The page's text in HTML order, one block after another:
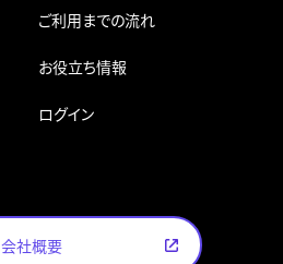
ご利用までの流れ
お役立ち情報
ログイン
会社概要